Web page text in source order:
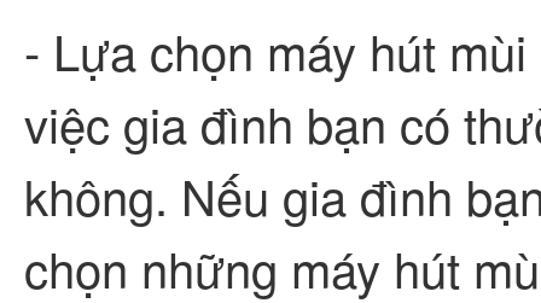
- Lựa chọn máy hút
việc gia đình bạn có
không. Nếu gia đình
chọn những máy hút